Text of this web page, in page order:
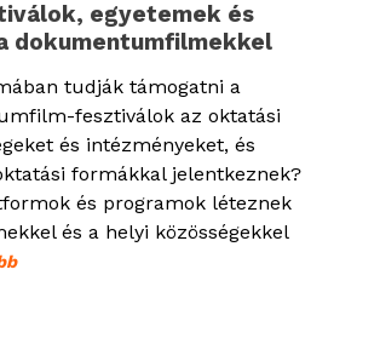
egyetemek és
dokumentumfilmekkel
tudják támogatni a
fesztiválok az oktatási
és intézményeket, és
formákkal jelentkeznek?
és programok léteznek
és a helyi közösségekkel